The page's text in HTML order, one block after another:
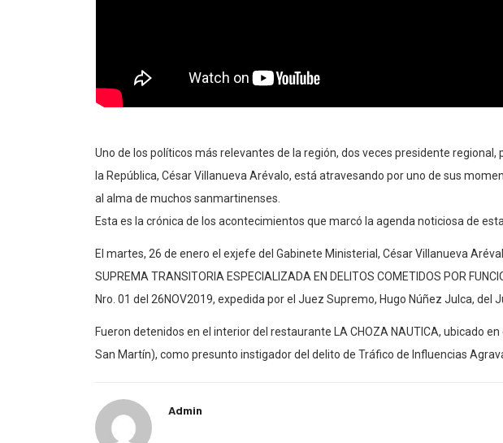
Uno de los políticos más relevantes de la región, dos veces presidente
la República, César Villanueva Arévalo, está atravesando por uno de sus
al alma de muchos sanmartinenses.
Esta es la crónica de los acontecimientos que marcó la agenda noticiosa de
El martes, 26 de enero el exjefe del Gabinete Ministerial, César Villanueva
SUPREMA TRANSITORIA ESPECIALIZADA EN DELITOS COMETIDOS POR
Nro. 01 del 26NOV2019, expedida por el Juez Supremo, Hugo Núñez Julca,
Fueron detenidos en el interior del restaurante LA CHOZA NAUTICA, ubicado
San Martín), como presunto instigador del delito de Tráfico de Influencias
Admin